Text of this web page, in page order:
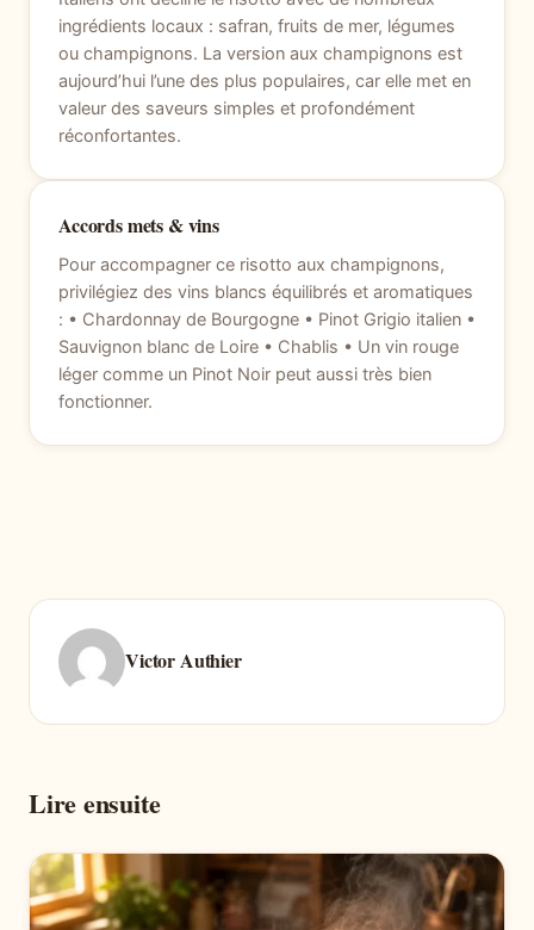
ingrédients locaux : safran, fruits de mer, légumes
ou champignons. La version aux champignons est
aujourd’hui l’une des plus populaires, car elle met en
valeur des saveurs simples et profondément
réconfortantes.
Accords mets & vins
Pour accompagner ce risotto aux champignons,
privilégiez des vins blancs équilibrés et aromatiques
: • Chardonnay de Bourgogne • Pinot Grigio italien •
Sauvignon blanc de Loire • Chablis • Un vin rouge
léger comme un Pinot Noir peut aussi très bien
fonctionner.
Victor Authier
Lire ensuite